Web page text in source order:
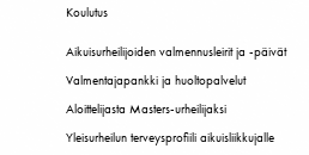
Koulutus
Aikuisurheilijoiden valmennusleirit ja -päivät
Valmentajapankki ja huoltopalvelut
Aloittelijasta Masters-urheilijaksi
Yleisurheilun terveysprofiili aikuisliikkujalle